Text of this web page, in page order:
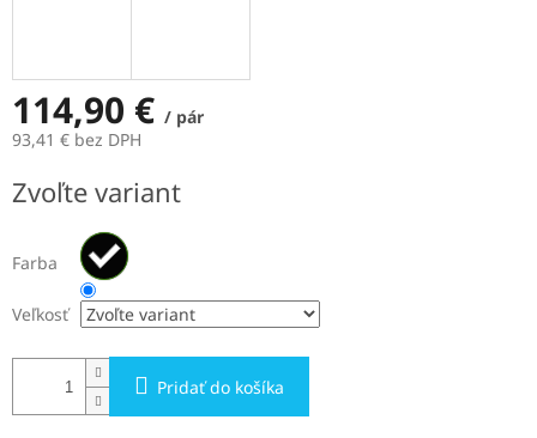
114,90 € / pár
93,41 € bez DPH
cena:
Zvoľte variant
Farba
Veľkosť
Pridať do košíka